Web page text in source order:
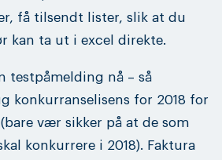
få tilsendt lister, slik at du
kan ta ut i excel direkte.
testpåmelding nå – så
konkurranselisens for 2018 for
vær sikker på at de som
konkurrere i 2018). Faktura